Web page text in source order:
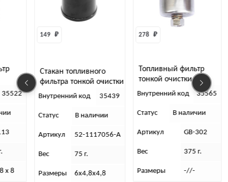
35522
х 8
Стакан топливного
фильтра тонкой очистки
149 ₽
Внутренний код 35439
Статус В наличии
Артикул 52-1117056-А
Вес 75 г.
Размеры 6х4,8х4,8
Топливный фильтр
тонкой очистки
Патриот, резьб (BIG
278 ₽
Внутренний код 35565
Статус В наличии
Артикул GB-302
Вес 375 г.
Размеры -//-